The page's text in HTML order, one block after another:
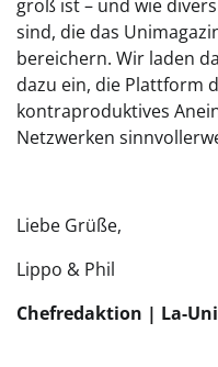
groß ist – und wie
sind, die das
bereichern. Wir laden
dazu ein, die Plattform
kontraproduktives
Netzwerken
Liebe Grüße,
Lippo & Phil
Chefredaktion | La-Uni